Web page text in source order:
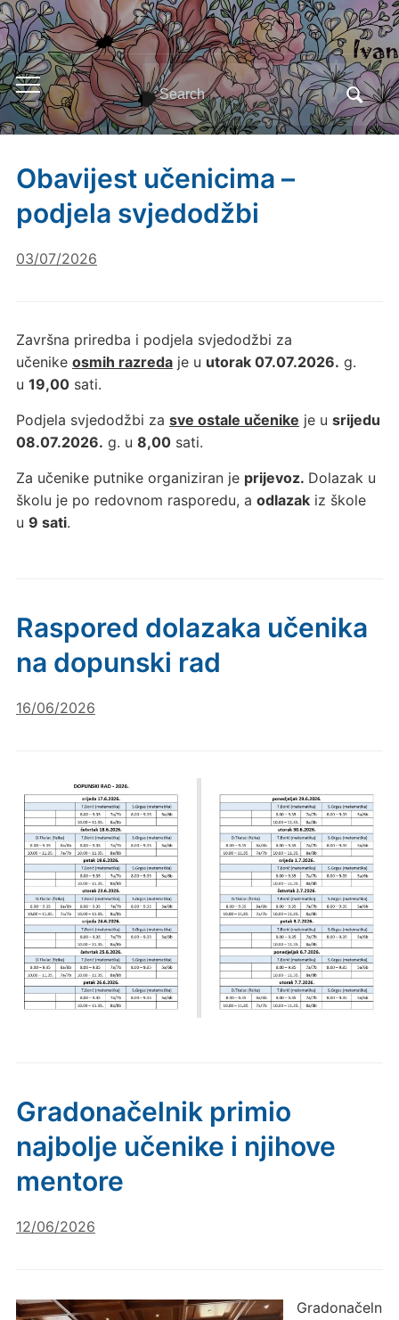
Toggle
mobile
menu
Search
for:
Obavijest učenicima –
podjela svjedodžbi
03/07/2026
Završna priredba i podjela svjedodžbi za
učenike osmih razredaje u utorak 07.07.2026. g.
u 19,00sati.
Podjela svjedodžbi za sve ostale učenike je u srijedu
08.07.2026. g. u 8,00sati.
Za učenike putnike organiziran je prijevoz. Dolazak u
školu je po redovnom rasporedu, a odlazakiz škole
u 9 sati.
Raspored dolazaka učenika
na dopunski rad
16/06/2026
Gradonačelnik primio
najbolje učenike i njihove
mentore
12/06/2026
Gradonačeln